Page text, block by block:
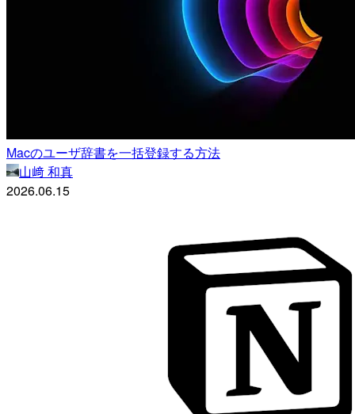
Macのユーザ辞書を一括登録する方法
山﨑 和真
2026.06.15